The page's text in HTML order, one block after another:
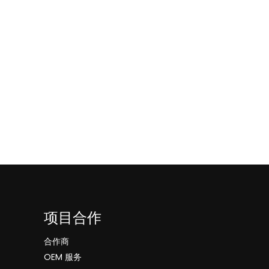
项目合作
合作商
OEM 服务